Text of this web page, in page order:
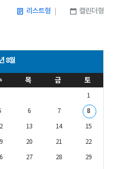
리스트형 캘린더형
8월
목 금 토
1
6 7
8
13 14
15
20 21
22
27 28
29